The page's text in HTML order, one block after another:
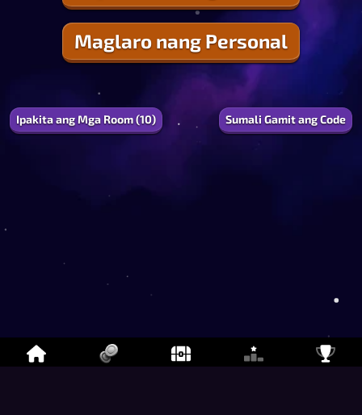
Maglaro nang Personal
Ipakita ang Mga Room (10) Sumali Gamit ang Code